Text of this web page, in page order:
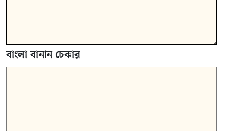
বাংলা বানান চেকার